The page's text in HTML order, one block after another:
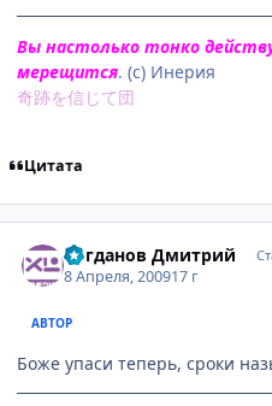
Вы настолько тонко
мерещится. (с) Инерия
奇跡を信じて団
Цитата
Богданов Дмитрий
8 Апреля, 200917 г
АВТОР
Боже упаси теперь, сроки